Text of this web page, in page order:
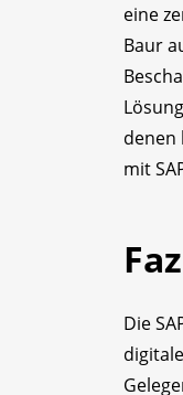
eine
Baur
denen
mit
Die